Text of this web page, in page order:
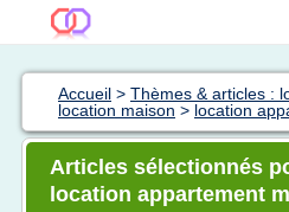
Accueil > Thèmes & articles :
location maison > location
Articles sélectionnés
location appartement